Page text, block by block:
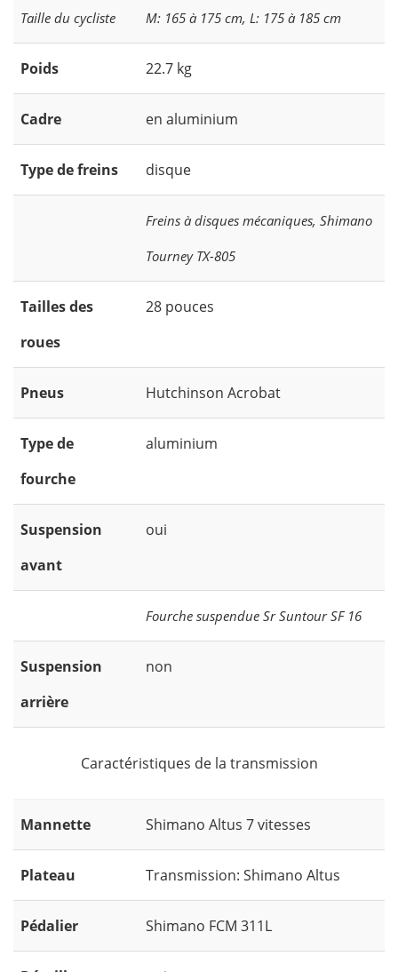
Taille du cycliste M: 165 à 175 cm, L: 175 à 185 cm
Poids 22.7 kg
Cadre en aluminium
Type de freins disque
Freins à disques mécaniques, Shimano
Tourney TX-805
Tailles des
roues
28 pouces
Pneus Hutchinson Acrobat
Type de
fourche
aluminium
Suspension
avant
oui
Fourche suspendue Sr Suntour SF 16
Suspension
arrière
non
Caractéristiques de la transmission
Mannette Shimano Altus 7 vitesses
Plateau Transmission: Shimano Altus
Pédalier Shimano FCM 311L